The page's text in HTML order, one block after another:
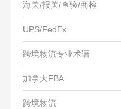
海关/报关/查验/商检
UPS/FedEx
跨境物流专业术语
加拿大FBA
跨境物流